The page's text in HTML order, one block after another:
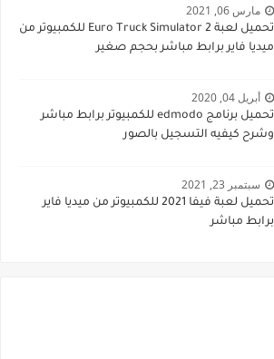
مارس 06, 2021
تحميل لعبة Euro Truck Simulator 2 للكمبيوتر من
ميديا فاير برابط مباشر بحجم صغير
أبريل 04, 2020
تحميل برنامج edmodo للكمبيوتر برابط مباشر
وشرح كيفيه التسجيل بالصور
سبتمبر 23, 2021
تحميل لعبة فيفا 2021 للكمبيوتر من ميديا فاير
برابط مباشر